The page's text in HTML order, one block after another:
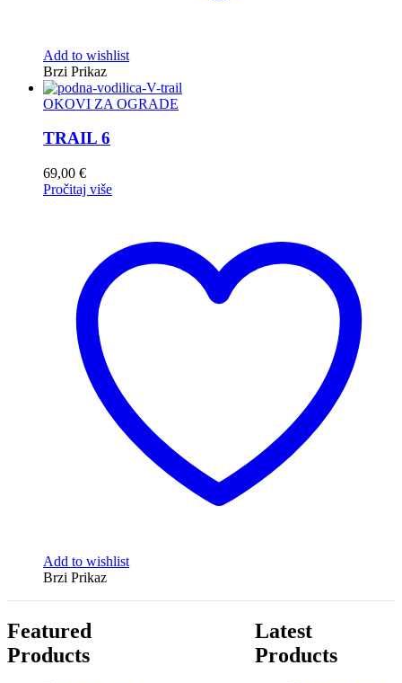
Add to wishlist
Brzi Prikaz
OKOVI ZA OGRADE
TRAIL 6
69,00 €
Pročitaj više
Add to wishlist
Brzi Prikaz
Featured
Products
Latest
Products